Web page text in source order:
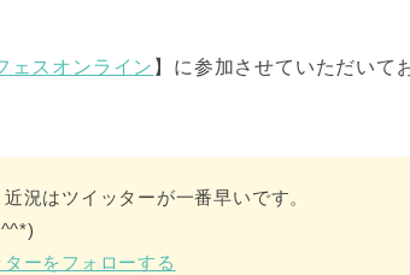
ェスオンライン 】に参加させていただいて
況はツイッターが一番早いです。
ーをフォローする